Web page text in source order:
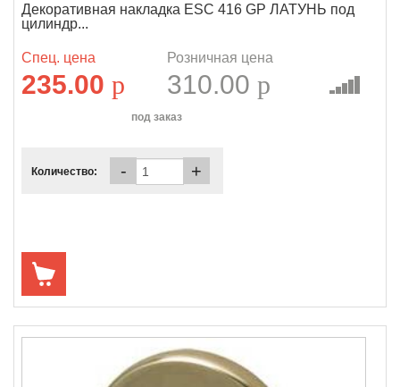
Декоративная накладка ESC 416 GP ЛАТУНЬ под
цилиндр...
Спец. цена
235.00 p
Розничная цена
310.00 p
под заказ
Количество: - +